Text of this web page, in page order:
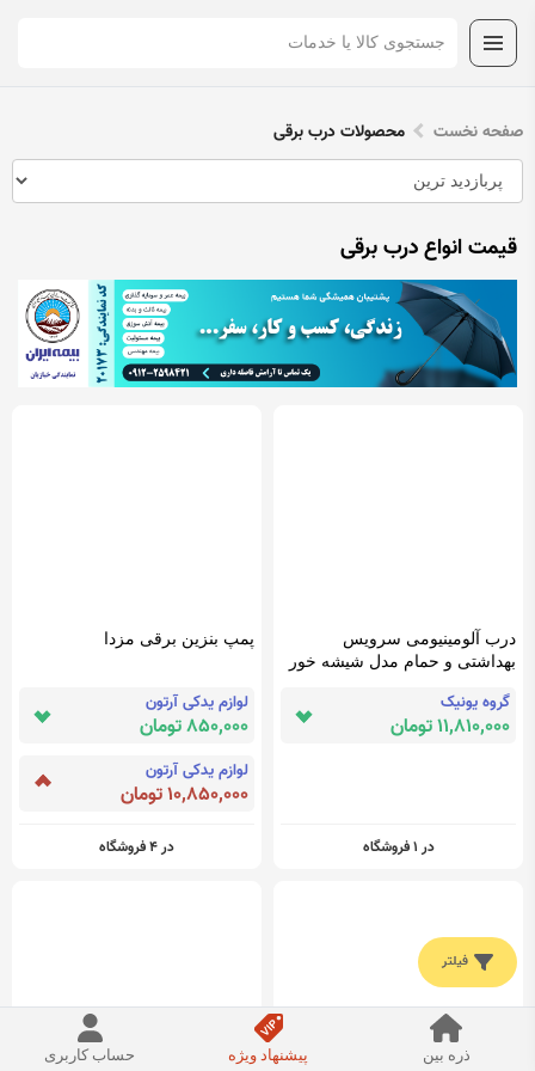
صفحه نخست محصولات درب برقی
قیمت انواع درب برقی
درب آلومینیومی سرویس
بهداشتی و حمام مدل شیشه خور
گروه یونیک
11,810,000 تومان
در 1 فروشگاه
پمپ بنزین برقی مزدا
لوازم یدکی آرتون
850,000 تومان
لوازم یدکی آرتون
10,850,000 تومان
در 4 فروشگاه
فیلتر
ذره بین پیشنهاد ویژه حساب کاربری